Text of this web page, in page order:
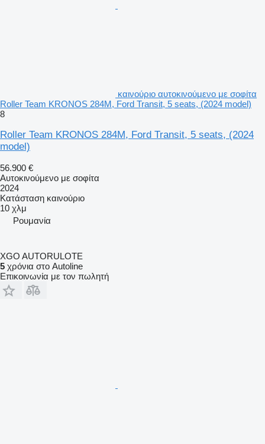
καινούριο αυτοκινούμενο με σοφίτα
Roller Team KRONOS 284M, Ford Transit, 5 seats, (2024 model)
8
Roller Team KRONOS 284M, Ford Transit, 5 seats, (2024
model)
56.900 €
Αυτοκινούμενο με σοφίτα
2024
Κατάσταση καινούριο
10 χλμ
Ρουμανία
XGO AUTORULOTE
5 χρόνια στο Autoline
Επικοινωνία με τον πωλητή